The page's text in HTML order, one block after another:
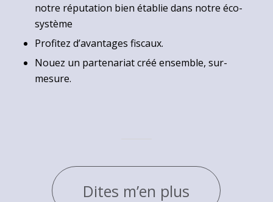
notre réputation bien établie dans notre éco-
système
Profitez d’avantages fiscaux.
Nouez un partenariat créé ensemble, sur-
mesure.
Dites m’en plus